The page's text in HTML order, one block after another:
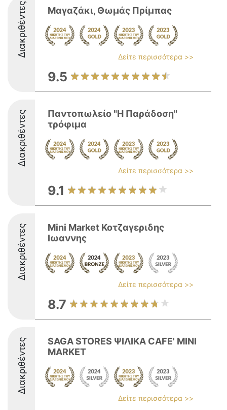
Διακριθέντες Μαγαζάκι, Θωμάς Πρίμπας
Δείτε περισσότερα >>
9.5
Διακριθέντες
Παντοπωλείο "Η Παράδοση"
τρόφιμα
Δείτε περισσότερα >>
9.1
Διακριθέντες
Mini Market Κοτζαγεριδης
Ιωαννης
Δείτε περισσότερα >>
8.7
Διακριθέντες
SAGA STORES ΨΙΛΙΚΑ CAFE' MINI
MARKET
Δείτε περισσότερα >>